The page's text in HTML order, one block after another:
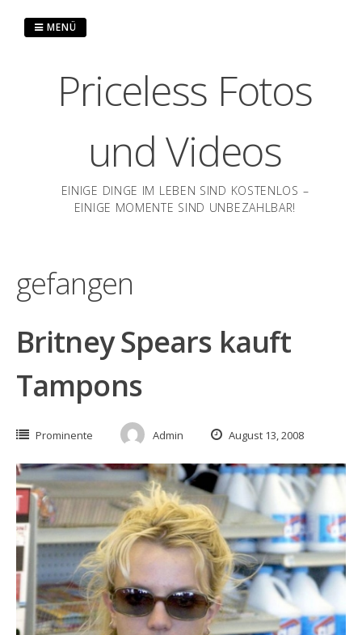
Priceless Fotos
und Videos
EINIGE DINGE IM LEBEN SIND KOSTENLOS –
EINIGE MOMENTE SIND UNBEZAHLBAR!
MENÜ
gefangen
Britney Spears kauft
Tampons
Prominente Admin August 13, 2008